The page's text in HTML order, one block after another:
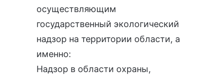
осуществляющим
государственный экологический
надзор на территории области, а
именно:
Надзор в области охраны,